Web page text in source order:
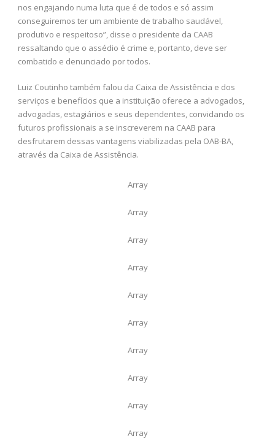
nos engajando numa luta que é de todos e só assim
conseguiremos ter um ambiente de trabalho saudável,
produtivo e respeitoso”, disse o presidente da CAAB
ressaltando que o assédio é crime e, portanto, deve ser
combatido e denunciado por todos.
Luiz Coutinho também falou da Caixa de Assistência e dos
serviços e benefícios que a instituição oferece a advogados,
advogadas, estagiários e seus dependentes, convidando os
futuros profissionais a se inscreverem na CAAB para
desfrutarem dessas vantagens viabilizadas pela OAB-BA,
através da Caixa de Assistência.
Array
Array
Array
Array
Array
Array
Array
Array
Array
Array